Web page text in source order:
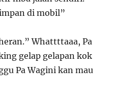
di mobil”
Whattttaaa, Pa
gelap gelapan kok
Pa Wagini kan mau